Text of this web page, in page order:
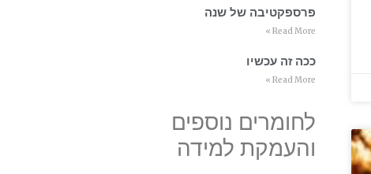
פרספקטיבה של שנה
Read More »
ככה זה עכשיו
Read More »
לחומרים נוספים
והעמקת למידה